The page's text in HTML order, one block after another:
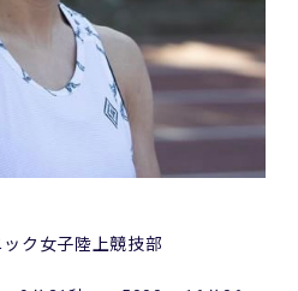
ク女子陸上競技部